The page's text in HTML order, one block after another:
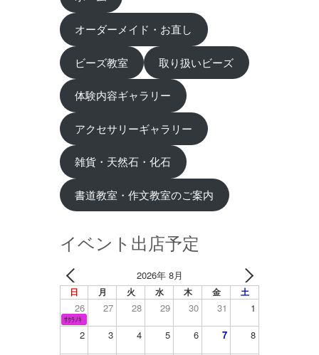
オーダーメイド・お直し
ビーズ教室 取り扱いビーズ
体験内容ギャラリー
アクセサリーギャラリー
雑貨・天然石・化石
書道教室・作文教室のご案内
イベント出店予定
2026年 8月
日 月 火 水 木 金 土
26 27 28 29 30 31 1
ｻｸﾗﾉｷ
2 3 4 5 6 7 8